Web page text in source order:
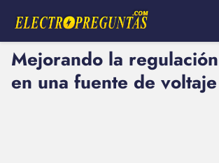
Mejorando la
en una fuente de